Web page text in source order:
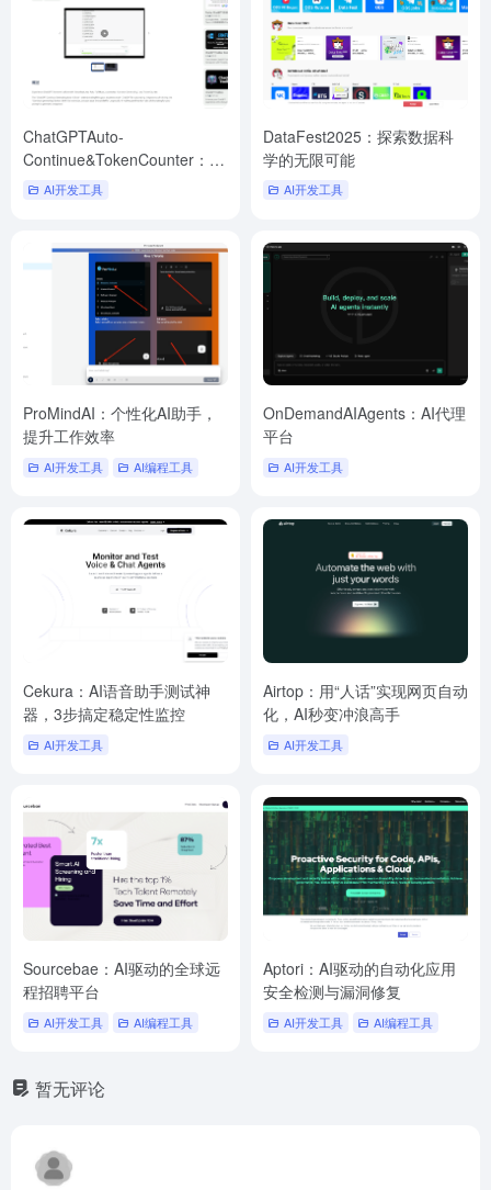
ChatGPTAuto-
Continue&TokenCounter：提
升聊天效率的必备扩展
AI开发工具
DataFest2025：探索数据科
学的无限可能
AI开发工具
ProMindAI：个性化AI助手，
提升工作效率
AI开发工具 AI编程工具
OnDemandAIAgents：AI代理
平台
AI开发工具
Cekura：AI语音助手测试神
器，3步搞定稳定性监控
AI开发工具
Airtop：用“人话”实现网页自动
化，AI秒变冲浪高手
AI开发工具
Sourcebae：AI驱动的全球远
程招聘平台
AI开发工具 AI编程工具
Aptori：AI驱动的自动化应用
安全检测与漏洞修复
AI开发工具 AI编程工具
暂无评论